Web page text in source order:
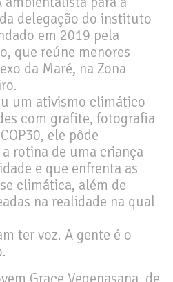
delegação do instituto
em 2019 pela
que reúne menores
da Maré, na Zona
um ativismo climático
com grafite, fotografia
ele pôde
rotina de uma criança
e que enfrenta as
climática, além de
na realidade na qual
ter voz. A gente é o